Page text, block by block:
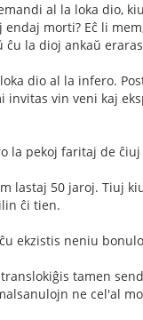
al la loka dio,
morti? Eĉ li
ĉu la dioj ankaŭ
dio al la infero.
vin veni kaj
la pekoj faritaj de
lastaj 50 jaroj. Tiuj
ĉi tien.
ekzistis neniu
tamen
ne cel'al